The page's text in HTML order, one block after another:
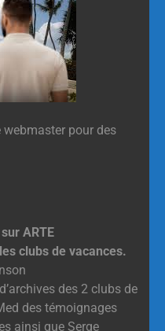
pour des
ARTE
clubs de vacances.
des 2 clubs de
des témoignages
ainsi que Serge